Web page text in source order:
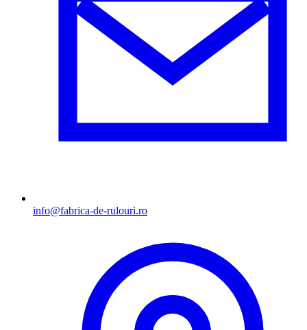
info@fabrica-de-rulouri.ro